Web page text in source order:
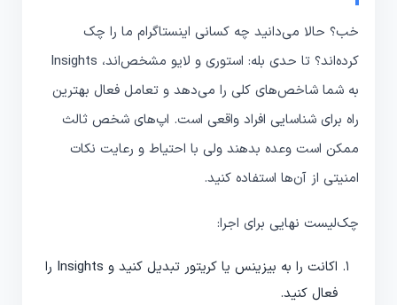
خب؟ حالا می‌دانید چه کسانی اینستاگرام ما را چک
کرده‌اند؟ تا حدی بله: استوری و لایو مشخص‌اند، Insights
به شما شاخص‌های کلی را می‌دهد و تعامل فعال بهترین
راه برای شناسایی افراد واقعی است. اپ‌های شخص ثالث
ممکن است وعده بدهند ولی با احتیاط و رعایت نکات
امنیتی از آن‌ها استفاده کنید.
چک‌لیست نهایی برای اجرا:
اکانت را به بیزینس یا کریتور تبدیل کنید و Insights را
فعال کنید.